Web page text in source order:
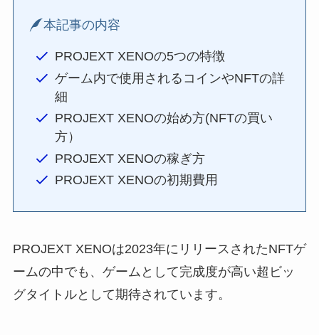
本記事の内容
PROJEXT XENOの5つの特徴
ゲーム内で使用されるコインやNFTの詳
細
PROJEXT XENOの始め方(NFTの買い
方）
PROJEXT XENOの稼ぎ方
PROJEXT XENOの初期費用
PROJEXT XENOは2023年にリリースされたNFTゲ
ームの中でも、ゲームとして完成度が高い超ビッ
グタイトルとして期待されています。